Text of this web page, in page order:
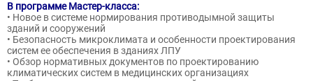
В программе Мастер-класса:
• Новое в системе нормирования противодымной защиты
зданий и сооружений
• Безопасность микроклимата и особенности проектирования
систем ее обеспечения в зданиях ЛПУ
• Обзор нормативных документов по проектированию
климатических систем в медицинских организациях